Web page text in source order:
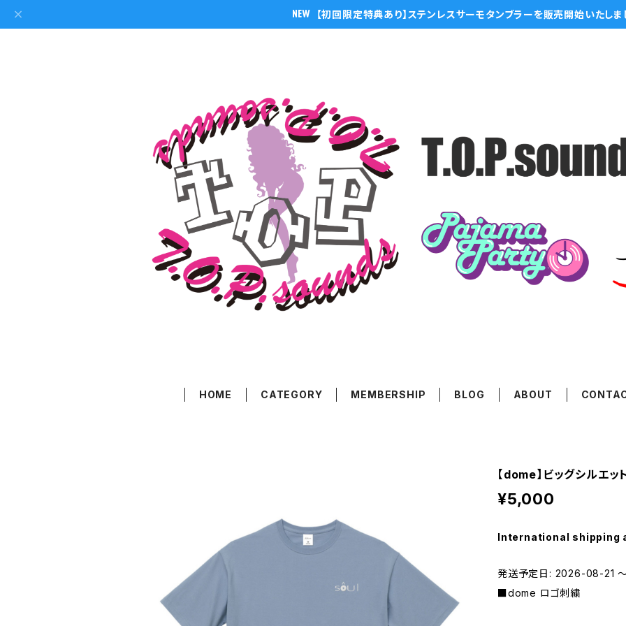
【初回限定特典あり】ステンレスサーモタンブラーを販売開始いたしま
HOME CATEGORY MEMBERSHIP BLOG ABOUT
【dome】ビッグシルエッ
¥5,000
International shipping
発送予定日: 2026-08-21
■dome ロゴ刺繍